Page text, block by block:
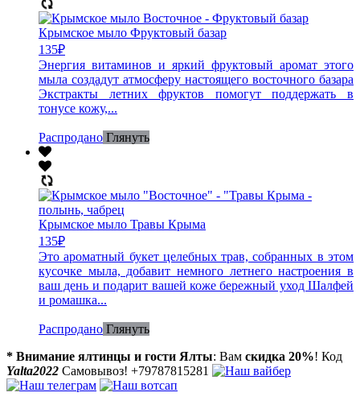
Крымское мыло Фруктовый базар
135₽
Энергия витаминов и яркий фруктовый аромат этого
мыла создадут атмосферу настоящего восточного базара
Экстракты летних фруктов помогут поддержать в
тонусе кожу,...
Распродано Глянуть
Крымское мыло Травы Крыма
135₽
Это ароматный букет целебных трав, собранных в этом
кусочке мыла, добавит немного летнего настроения в
ваш день и подарит вашей коже бережный уход Шалфей
и ромашка...
Распродано Глянуть
* Внимание ялтинцы и гости Ялты: Вам скидка 20%! Код
Yalta2022 Самовывоз! +79787815281